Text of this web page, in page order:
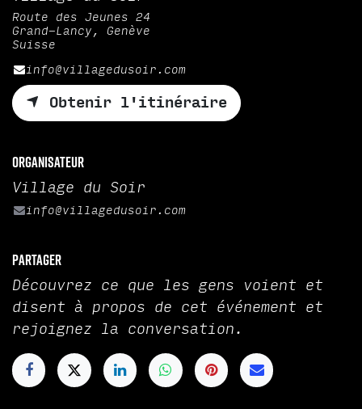
Route des Jeunes 24
Grand-Lancy, Genève
Suisse
info@villagedusoir.com
Obtenir l'itinéraire
Organisateur
Village du Soir
info@villagedusoir.com
Partager
Découvrez ce que les gens voient et
disent à propos de cet événement et
rejoignez la conversation.